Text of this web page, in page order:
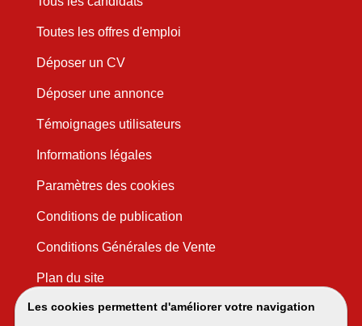
Les cookies permettent d'améliorer votre navigation
Toutes les offres d'emploi
Déposer un CV
Déposer une annonce
Témoignages utilisateurs
Informations légales
Paramètres des cookies
Conditions de publication
Conditions Générales de Vente
Plan du site